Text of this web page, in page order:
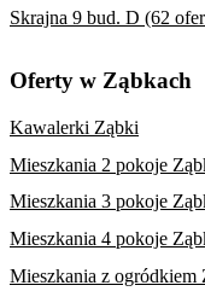
Skrajna 9 bud. D (62
Oferty w Ząbkach
Kawalerki Ząbki
Mieszkania 2 pokoje
Mieszkania 3 pokoje
Mieszkania 4 pokoje
Mieszkania z ogródkiem